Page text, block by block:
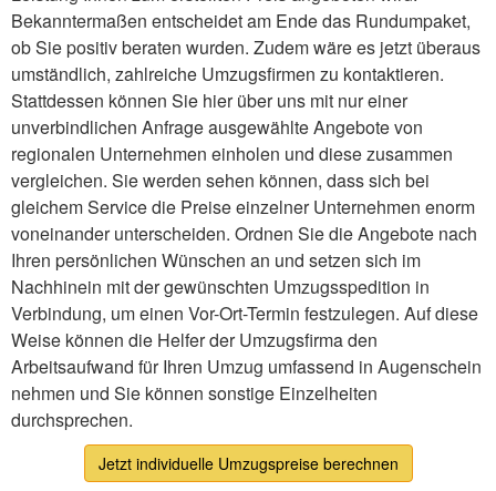
Bekanntermaßen entscheidet am Ende das Rundumpaket,
ob Sie positiv beraten wurden. Zudem wäre es jetzt überaus
umständlich, zahlreiche Umzugsfirmen zu kontaktieren.
Stattdessen können Sie hier über uns mit nur einer
unverbindlichen Anfrage ausgewählte Angebote von
regionalen Unternehmen einholen und diese zusammen
vergleichen. Sie werden sehen können, dass sich bei
gleichem Service die Preise einzelner Unternehmen enorm
voneinander unterscheiden. Ordnen Sie die Angebote nach
Ihren persönlichen Wünschen an und setzen sich im
Nachhinein mit der gewünschten Umzugsspedition in
Verbindung, um einen Vor-Ort-Termin festzulegen. Auf diese
Weise können die Helfer der Umzugsfirma den
Arbeitsaufwand für Ihren Umzug umfassend in Augenschein
nehmen und Sie können sonstige Einzelheiten
durchsprechen.
Jetzt individuelle Umzugspreise berechnen